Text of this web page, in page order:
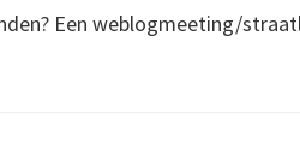
Een weblogmeeting/